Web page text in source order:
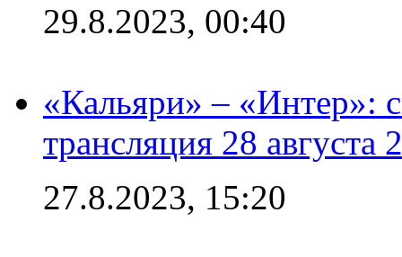
29.8.2023, 00:40
«Кальяри» – «Интер»:
трансляция 28 августа
27.8.2023, 15:20